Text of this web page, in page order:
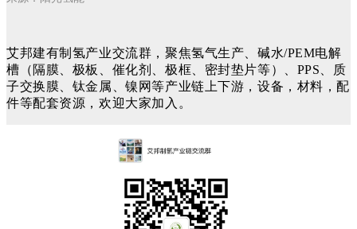
艾邦建有制氢产业交流群，聚焦氢气生产、碱水/PEM电解
槽（隔膜、极板、催化剂、极框、密封垫片等）、PPS、质
子交换膜、钛金属、镍网等产业链上下游，设备，材料，配
件等配套资源，欢迎大家加入。